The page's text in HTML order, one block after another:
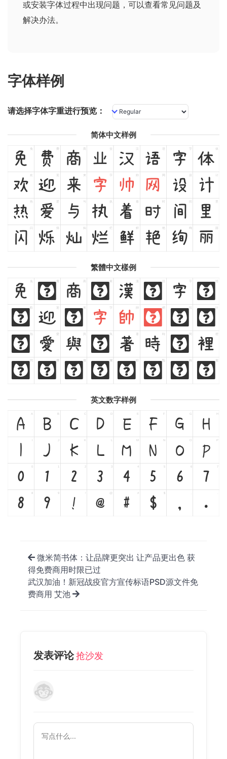
或安装字体过程中出现问题，可以查看常见问题及
解决办法。
字体样例
请选择字体字重进行预览：
简体中文样例
免
免
费
费
商
商 业 汉
语
语
字
字
体
体
欢
欢
迎
迎
来
来
字
字
帅
帅
网
网
设
设
计
计
热
热
爱
爱
与
与
执
执
着
着
时
时
间
间
里
里
闪
烁
烁
灿
灿
烂
烂
鲜
鲜
艳
艳
绚
绚 丽
繁體中文樣例
免
免
費
費
商
商
業
業
漢
漢
語
語
字
字
體
體
歡
歡
迎
迎
來
來
字
字
帥
帥
網
網 設
計
計
熱
熱 愛 與
執
執 著 時 間 裡
閃 爍
燦
燦
爛
爛
鮮
鮮
豔
豔
絢
絢 麗
英文数字样例
A
A
B
B
C
C
D
D
E
E
F
F
G
G
H
H
I
J
J
K
K L
M
M
N
N
O
O
P
P
0
0
1
1
2
2
3
3
4
4
5
5
6
6
7
7
8
8
9
9 ! @
#
#
$
$ , .
微米简书体：让品牌更突出 让产品更出色 获
得免费商用时限已过
武汉加油！新冠战疫官方宣传标语PSD源文件免
费商用 艾池
发表评论抢沙发